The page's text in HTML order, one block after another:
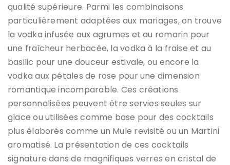
qualité supérieure. Parmi les combinaisons
particulièrement adaptées aux mariages, on trouve
la vodka infusée aux agrumes et au romarin pour
une fraîcheur herbacée, la vodka à la fraise et au
basilic pour une douceur estivale, ou encore la
vodka aux pétales de rose pour une dimension
romantique incomparable. Ces créations
personnalisées peuvent être servies seules sur
glace ou utilisées comme base pour des cocktails
plus élaborés comme un Mule revisité ou un Martini
aromatisé. La présentation de ces cocktails
signature dans de magnifiques verres en cristal de